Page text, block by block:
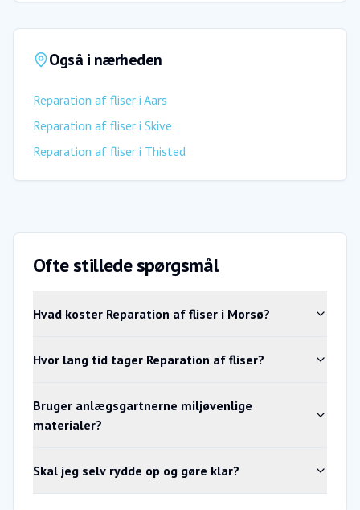
Også i nærheden
Reparation af fliser i Aars
Reparation af fliser i Skive
Reparation af fliser i Thisted
Ofte stillede spørgsmål
Hvad koster Reparation af fliser i Morsø?
Hvor lang tid tager Reparation af fliser?
Bruger anlægsgartnerne miljøvenlige
materialer?
Skal jeg selv rydde op og gøre klar?